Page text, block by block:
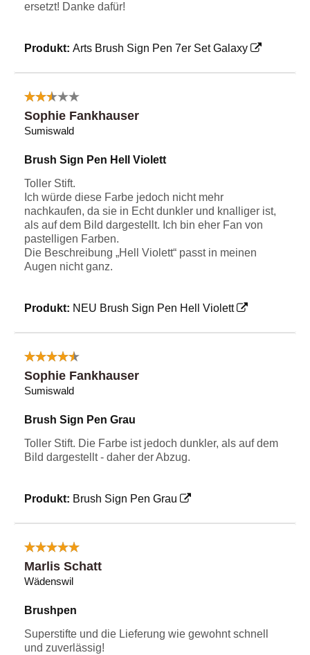
ersetzt! Danke dafür!
Produkt: Arts Brush Sign Pen 7er Set Galaxy
Sophie Fankhauser
Sumiswald
Brush Sign Pen Hell Violett
Toller Stift.
Ich würde diese Farbe jedoch nicht mehr
nachkaufen, da sie in Echt dunkler und knalliger ist,
als auf dem Bild dargestellt. Ich bin eher Fan von
pastelligen Farben.
Die Beschreibung „Hell Violett“ passt in meinen
Augen nicht ganz.
Produkt: NEU Brush Sign Pen Hell Violett
Sophie Fankhauser
Sumiswald
Brush Sign Pen Grau
Toller Stift. Die Farbe ist jedoch dunkler, als auf dem
Bild dargestellt - daher der Abzug.
Produkt: Brush Sign Pen Grau
Marlis Schatt
Wädenswil
Brushpen
Superstifte und die Lieferung wie gewohnt schnell
und zuverlässig!